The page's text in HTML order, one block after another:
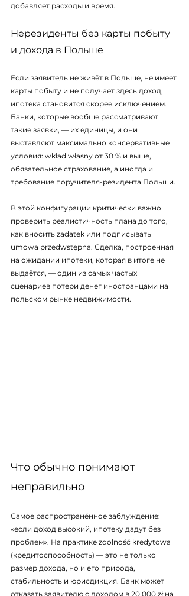
добавляет расходы и время.
Нерезиденты без карты побыту
и дохода в Польше
Если заявитель не живёт в Польше, не имеет
карты побыту и не получает здесь доход,
ипотека становится скорее исключением.
Банки, которые вообще рассматривают
такие заявки, — их единицы, и они
выставляют максимально консервативные
условия: wkład własny от 30 % и выше,
обязательное страхование, а иногда и
требование поручителя-резидента Польши.
В этой конфигурации критически важно
проверить реалистичность плана до того,
как вносить zadatek или подписывать
umowa przedwstępna. Сделка, построенная
на ожидании ипотеки, которая в итоге не
выдаётся, — один из самых частых
сценариев потери денег иностранцами на
польском рынке недвижимости.
Что обычно понимают
неправильно
Самое распространённое заблуждение:
«если доход высокий, ипотеку дадут без
проблем». На практике zdolność kredytowa
(кредитоспособность) — это не только
размер дохода, но и его природа,
стабильность и юрисдикция. Банк может
отказать заявителю с доходом в 20 000 zł на